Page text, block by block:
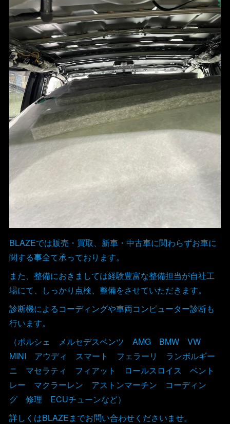
BLAZEでは販売・買取、新車・中古車に関わらずお車に
関する事全て承っております。
また、整備におきましては経験豊富な整備担当が自社工
場にて、しっかり点検、整備をさせていただきます。
診断機によるコーディングや車両コンピューター診断も
行います。
（ポルシェ メルセデスベンツ AMG BMW VW
MINI アウディ スマート フェラーリ ランボルギー
ニ マセラティ フィアット ロールスロイス ベント
レー マクラーレン アストンマーチン コーディン
グ 修理 ECUチューンなど）
詳しくはBLAZEまでお問い合わせくださいませ。